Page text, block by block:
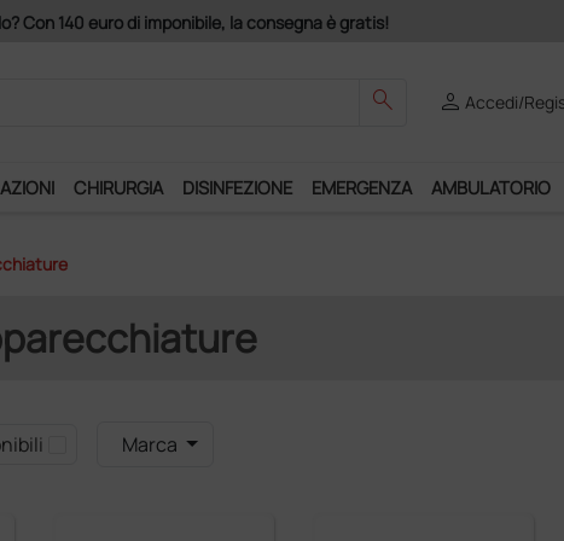
è gratis!
search personAccedi/
CHIRURGIA DISINFEZIONE EMERGENZA AMBULATORIO
Marca